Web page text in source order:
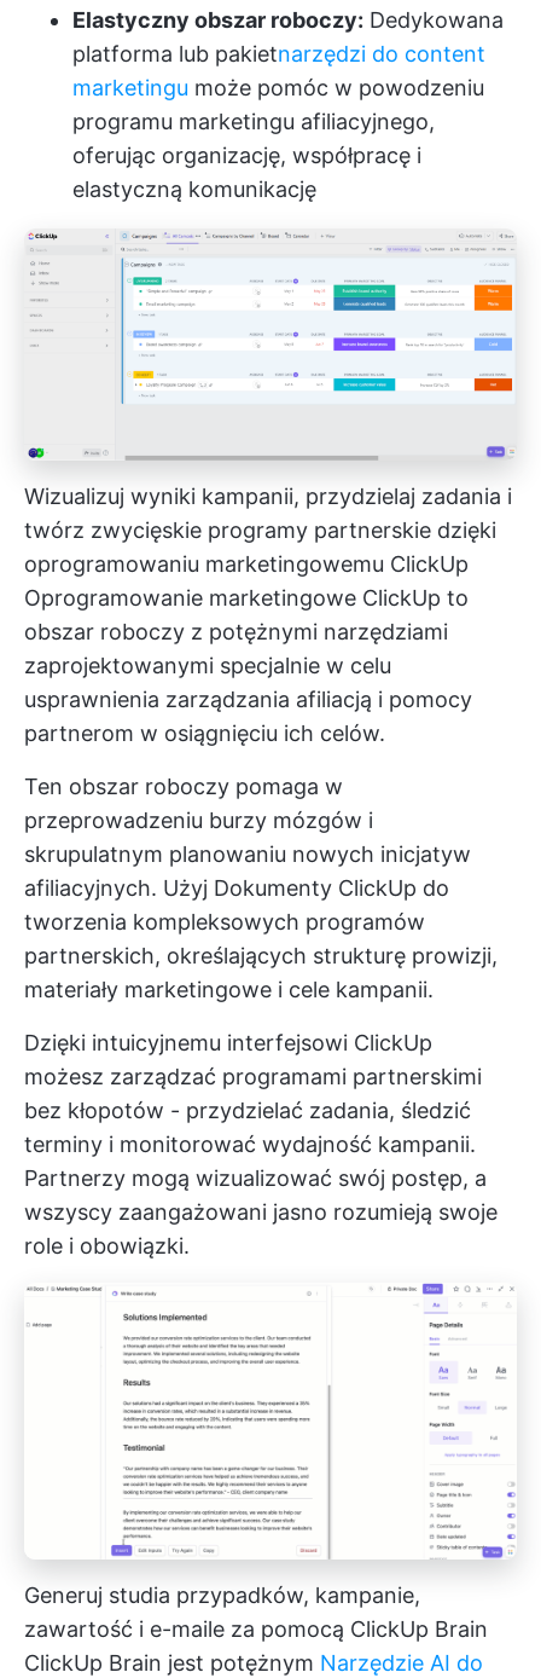
Elastyczny obszar roboczy: Dedykowana
platforma lub pakietnarzędzi do content
marketingu może pomóc w powodzeniu
programu marketingu afiliacyjnego,
oferując organizację, współpracę i
elastyczną komunikację
Wizualizuj wyniki kampanii, przydzielaj zadania i
twórz zwycięskie programy partnerskie dzięki
oprogramowaniu marketingowemu ClickUp
Oprogramowanie marketingowe ClickUp to
obszar roboczy z potężnymi narzędziami
zaprojektowanymi specjalnie w celu
usprawnienia zarządzania afiliacją i pomocy
partnerom w osiągnięciu ich celów.
Ten obszar roboczy pomaga w
przeprowadzeniu burzy mózgów i
skrupulatnym planowaniu nowych inicjatyw
afiliacyjnych. Użyj Dokumenty ClickUp do
tworzenia kompleksowych programów
partnerskich, określających strukturę prowizji,
materiały marketingowe i cele kampanii.
Dzięki intuicyjnemu interfejsowi ClickUp
możesz zarządzać programami partnerskimi
bez kłopotów - przydzielać zadania, śledzić
terminy i monitorować wydajność kampanii.
Partnerzy mogą wizualizować swój postęp, a
wszyscy zaangażowani jasno rozumieją swoje
role i obowiązki.
Generuj studia przypadków, kampanie,
zawartość i e-maile za pomocą ClickUp Brain
ClickUp Brain jest potężnym Narzędzie AI do